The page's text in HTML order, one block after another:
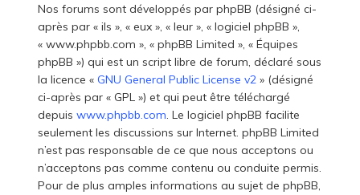
Nos forums sont développés par phpBB (désigné ci-
après par « ils », « eux », « leur », « logiciel phpBB »,
« www.phpbb.com », « phpBB Limited », « Équipes
phpBB ») qui est un script libre de forum, déclaré sous
la licence «GNU General Public License v2 » (désigné
ci-après par « GPL ») et qui peut être téléchargé
depuiswww.phpbb.com. Le logiciel phpBB facilite
seulement les discussions sur Internet. phpBB Limited
n’est pas responsable de ce que nous acceptons ou
n’acceptons pas comme contenu ou conduite permis.
Pour de plus amples informations au sujet de phpBB,